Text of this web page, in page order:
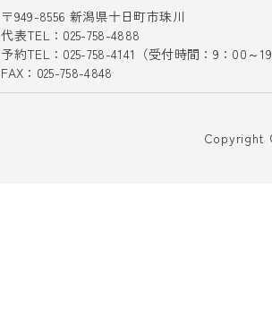
〒949-8556 新潟県十日町市珠川
代表TEL：025-758-4888
予約TEL：025-758-4141（受付時間：9：00～19
FAX：025-758-4848
Copyright